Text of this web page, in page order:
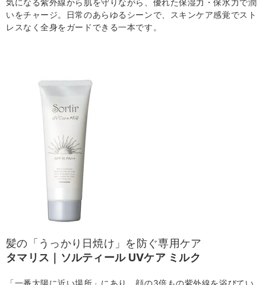
いをチャージ。日常のあらゆるシーンで、スキンケア感覚でスト
レスなく全身をガードできる一本です。
髪の「うっかり日焼け」を防ぐ専用ケア
タマリス｜ソルティール UVケア ミルク
「一番太陽に近い場所」にあり、顔の3倍もの紫外線を浴びてい